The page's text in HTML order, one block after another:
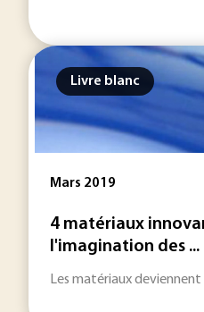
Livre blanc
Mars 2019
4 matériaux
l'imagination des ...
Les matériaux